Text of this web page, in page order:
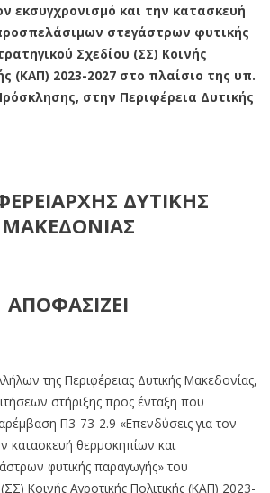
εκσυγχρονισμό και την κατασκευή
στεγάστρων φυτικής
Σχεδίου (ΣΣ) Κοινής
(ΚΑΠ) 2023-2027 στο πλαίσιο της υπ.
, στην Περιφέρεια Δυτικής
ΔΥΤΙΚΗΣ
ΜΑΚΕΔΟΝΙΑΣ
ΑΠΟΦΑΣΙΖΕΙ
της Περιφέρειας Δυτικής Μακεδονίας,
στήριξης προς ένταξη που
Π3-73-2.9 «Επενδύσεις για τον
κατασκευή θερμοκηπίων και
φυτικής παραγωγής» του
Κοινής Αγροτικής Πολιτικής (ΚΑΠ) 2023-